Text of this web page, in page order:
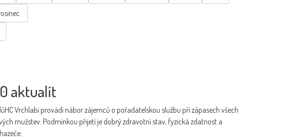
aktualít
HC Vrchlabí provádí nábor zájemců o pořadatelskou službu při zápasech všech
mužstev. Podmínkou přijetí je dobrý zdravotní stav, fyzická zdatnost a